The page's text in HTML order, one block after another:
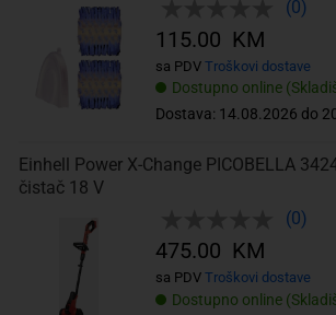
(0)
Dostupno online
Dostava: 14.08.2026 do
115.00 KM
sa PDV Troškovi dostave
Einhell Power X-Change PICOBELLA
čistač 18 V
(0)
Dostupno online
475.00 KM
sa PDV Troškovi dostave